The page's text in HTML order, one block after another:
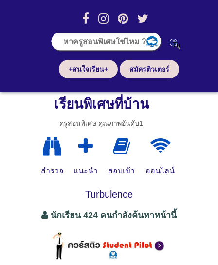
+สนใจเรียน+ สมัครติวเตอร์
เรียนพิเศษที่บ้าน
ครูสอนพิเศษ คุณภาพอันดับ1
สำรวจ แนะนำ สอบเข้า ออนไลน์
Turbulence
นักเรียน 424 คนกำลังค้นหาหน้านี้